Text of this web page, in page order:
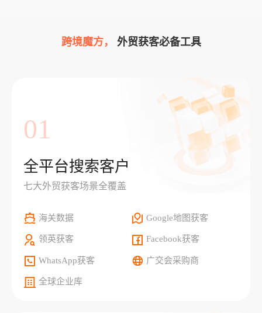
跨境魔方， 外贸获客必备工具
01
全平台搜索客户
七大外贸获客场景全覆盖
海关数据 Google地图获客
领英获客 Facebook获客
WhatsApp获客 广交会采购商
全球企业库